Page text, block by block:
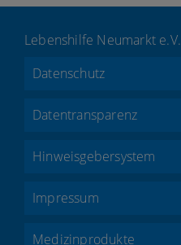
Lebenshilfe Neumarkt e.V.
Datenschutz
Datentransparenz
Hinweisgebersystem
Impressum
Medizinprodukte